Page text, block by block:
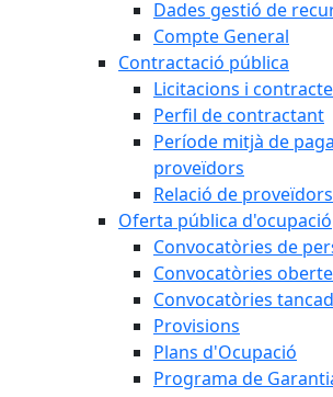
Dades gestió de
Compte General
Contractació pública
Licitacions i
Perfil de contractant
Període mitjà de
proveïdors
Relació de
Oferta pública d'ocupació
Convocatòries de
Convocatòries
Convocatòries
Provisions
Plans d'Ocupació
Programa de